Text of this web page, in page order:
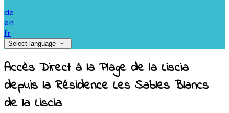
de
en
fr
Select language
Accès Direct à la Plage de la Liscia
depuis la Résidence Les Sables Blancs
de la Liscia